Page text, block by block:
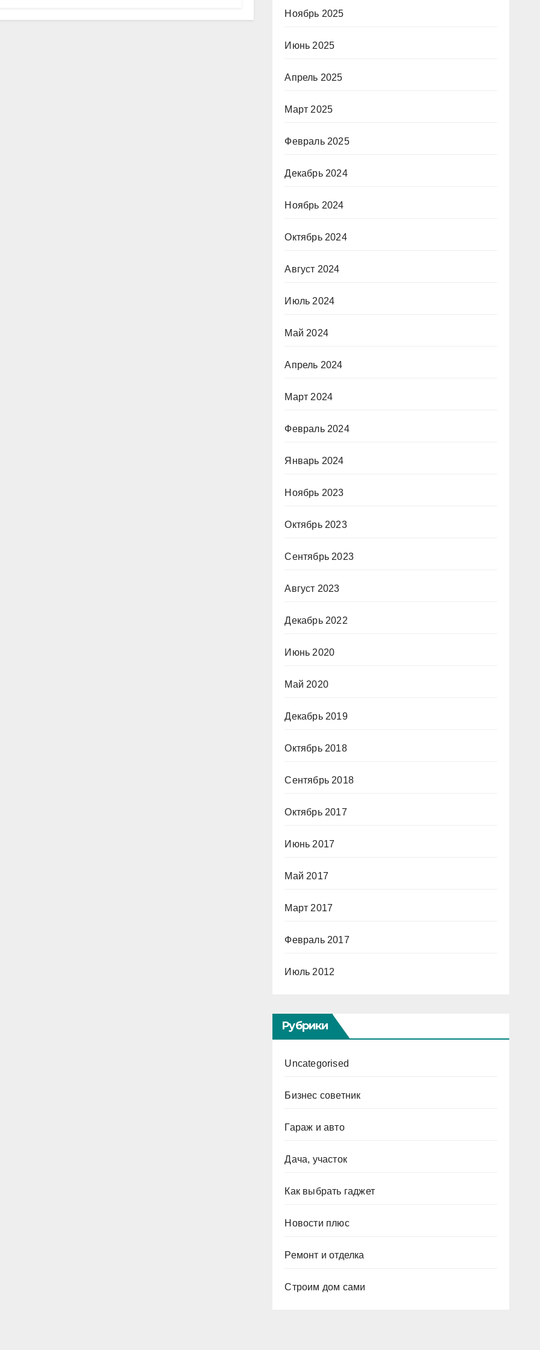
Ноябрь 2025
Июнь 2025
Апрель 2025
Март 2025
Февраль 2025
Декабрь 2024
Ноябрь 2024
Октябрь 2024
Август 2024
Июль 2024
Май 2024
Апрель 2024
Март 2024
Февраль 2024
Январь 2024
Ноябрь 2023
Октябрь 2023
Сентябрь 2023
Август 2023
Декабрь 2022
Июнь 2020
Май 2020
Декабрь 2019
Октябрь 2018
Сентябрь 2018
Октябрь 2017
Июнь 2017
Май 2017
Март 2017
Февраль 2017
Июль 2012
Рубрики
Uncategorised
Бизнес советник
Гараж и авто
Дача, участок
Как выбрать гаджет
Новости плюс
Ремонт и отделка
Строим дом сами